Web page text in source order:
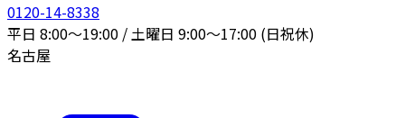
0120-14-8338
平日 8:00〜19:00 / 土曜日 9:00〜17:00 (日祝休)
名古屋